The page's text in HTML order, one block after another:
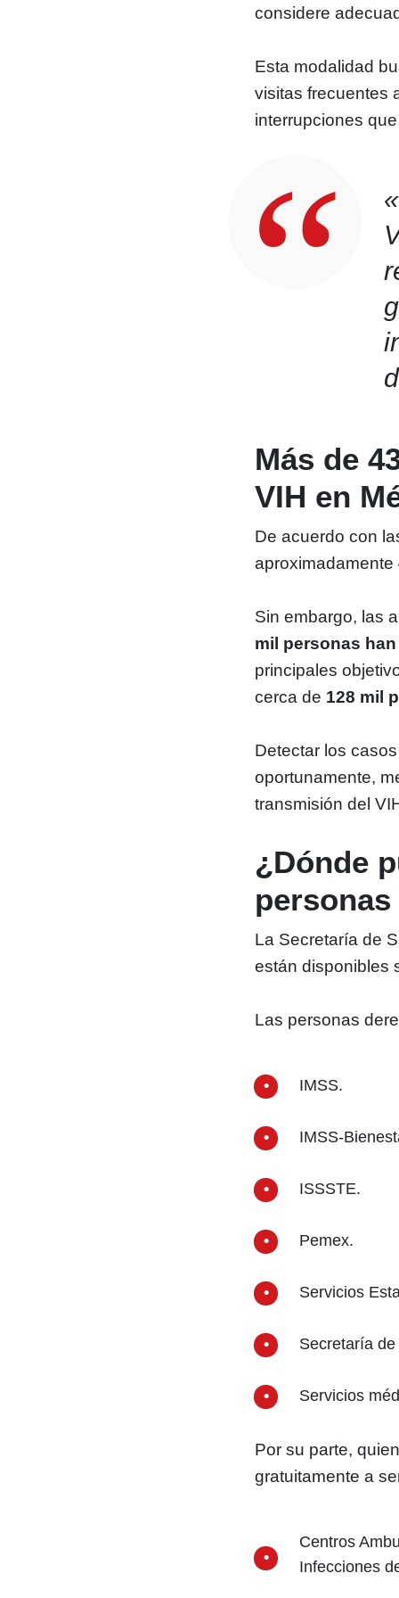
considere
Esta modalidad
visitas frecuentes
interrupciones
Más de
VIH en
De acuerdo con
aproximadamente
Sin embargo, las
mil personas
principales
cerca de 128 mil
Detectar los
oportunamente,
transmisión del
¿Dónde
La Secretaría de
están disponibles
Las personas
IMSS.
IMSS-
ISSSTE.
Pemex.
Servicios
Secretaría
Servicios
Por su parte,
gratuitamente a
Centros
Infecciones